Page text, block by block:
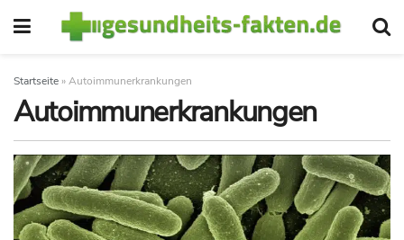
Startseite »Autoimmunerkrankungen
Autoimmunerkrankungen